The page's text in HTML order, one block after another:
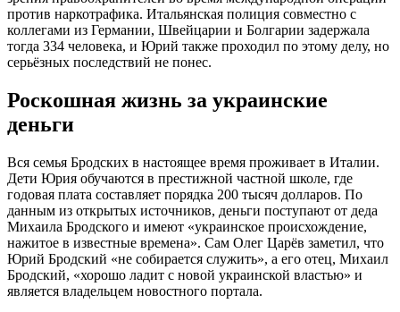
против наркотрафика. Итальянская полиция совместно с
коллегами из Германии, Швейцарии и Болгарии задержала
тогда 334 человека, и Юрий также проходил по этому делу, но
серьёзных последствий не понес.
Роскошная жизнь за украинские
деньги
Вся семья Бродских в настоящее время проживает в Италии.
Дети Юрия обучаются в престижной частной школе, где
годовая плата составляет порядка 200 тысяч долларов. По
данным из открытых источников, деньги поступают от деда
Михаила Бродского и имеют «украинское происхождение,
нажитое в известные времена». Сам Олег Царёв заметил, что
Юрий Бродский «не собирается служить», а его отец, Михаил
Бродский, «хорошо ладит с новой украинской властью» и
является владельцем новостного портала.